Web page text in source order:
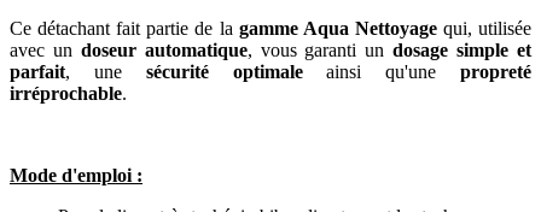
Ce détachant fait partie de la gamme Aqua Nettoyagequi, utilisée
avec un doseur automatique, vous garanti undosage simple et
parfait, une sécurité optimaleainsi qu'unepropreté
irréprochable.
Mode d'emploi :